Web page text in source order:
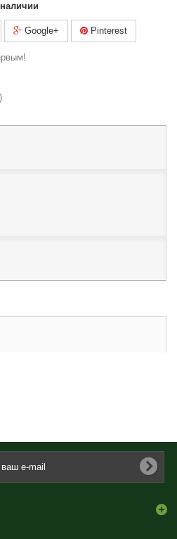
Google+ Pinterest